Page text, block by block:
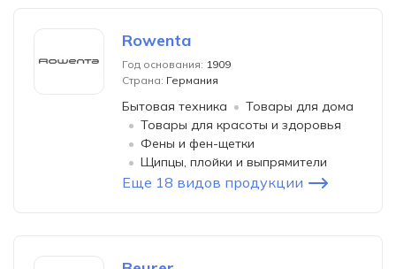
Rowenta
Год основания: 1909
Страна: Германия
Бытовая техника
Товары для дома
Товары для красоты и здоровья
Фены и фен-щетки
Щипцы, плойки и выпрямители
Еще 18 видов продукции